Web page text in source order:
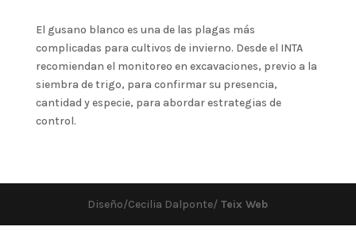
El gusano blanco es una de las plagas más
complicadas para cultivos de invierno. Desde el INTA
recomiendan el monitoreo en excavaciones, previo a la
siembra de trigo, para confirmar su presencia,
cantidad y especie, para abordar estrategias de
control.
Diseño/Cecilia Dalponte/ Teix Web